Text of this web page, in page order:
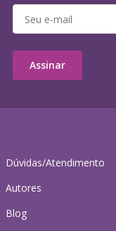
Dúvidas/Atendimento
Autores
Blog
Assinar